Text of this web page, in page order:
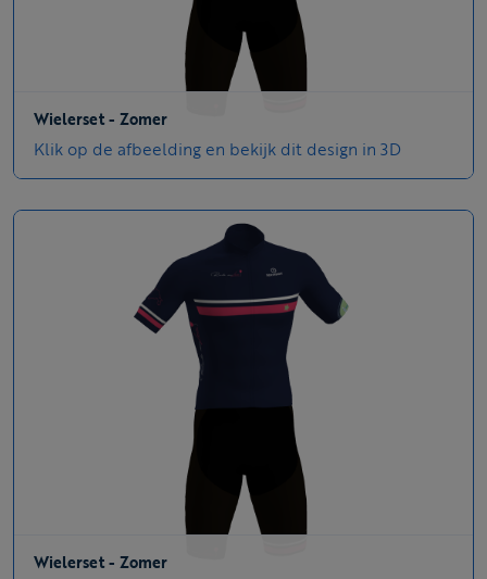
Wielerset - Zomer
Klik op de afbeelding en bekijk dit design in 3D
Wielerset - Zomer